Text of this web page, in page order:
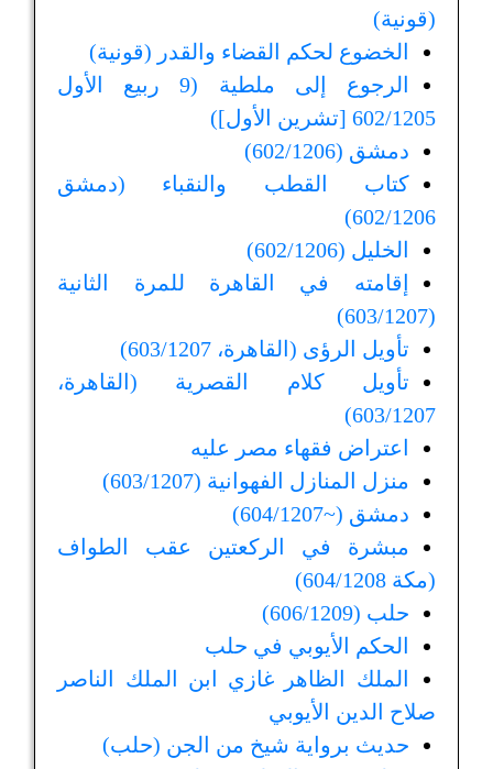
(قونية)
الخضوع لحكم القضاء والقدر (قونية)
الرجوع إلى ملطية (9 ربيع الأول
602/1205 [تشرين الأول])
دمشق (602/1206)
كتاب القطب والنقباء (دمشق
602/1206)
الخليل (602/1206)
إقامته في القاهرة للمرة الثانية
(603/1207)
تأويل الرؤى (القاهرة، 603/1207)
تأويل كلام القصرية (القاهرة،
603/1207)
اعتراض فقهاء مصر عليه
منزل المنازل الفهوانية (603/1207)
دمشق (~604/1207)
مبشرة في الركعتين عقب الطواف
(مكة 604/1208)
حلب (606/1209)
الحكم الأيوبي في حلب
الملك الظاهر غازي ابن الملك الناصر
صلاح الدين الأيوبي
حديث برواية شيخ من الجن (حلب)